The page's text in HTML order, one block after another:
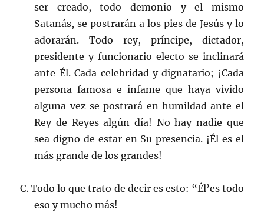
ser creado, todo demonio y el mismo
Satanás, se postrarán a los pies de Jesús y lo
adorarán. Todo rey, príncipe, dictador,
presidente y funcionario electo se inclinará
ante Él. Cada celebridad y dignatario; ¡Cada
persona famosa e infame que haya vivido
alguna vez se postrará en humildad ante el
Rey de Reyes algún día! No hay nadie que
sea digno de estar en Su presencia. ¡Él es el
más grande de los grandes!
C. Todo lo que trato de decir es esto: “Él’es todo
eso y mucho más!